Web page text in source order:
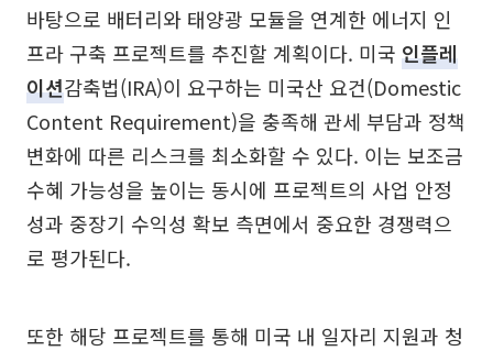
바탕으로 배터리와 태양광 모듈을 연계한 에너지 인
프라 구축 프로젝트를 추진할 계획이다. 미국 인플레
이션감축법(IRA)이 요구하는 미국산 요건(Domestic
Content Requirement)을 충족해 관세 부담과 정책
변화에 따른 리스크를 최소화할 수 있다. 이는 보조금
수혜 가능성을 높이는 동시에 프로젝트의 사업 안정
성과 중장기 수익성 확보 측면에서 중요한 경쟁력으
로 평가된다.
또한 해당 프로젝트를 통해 미국 내 일자리 지원과 청